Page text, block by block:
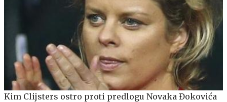
Kim Clijsters ostro proti predlogu Novaka Đokovića